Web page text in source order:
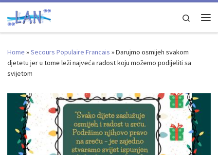
Skip to content
Search
Home »Secours Populaire Francais »Darujmo osmijeh svakom
djetetu jer u tome leži najveća radost koju možemo podijeliti sa
svijetom